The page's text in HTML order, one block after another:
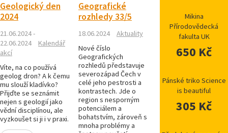
Geologický den
2024
21.06.2024 -
22.06.2024
Kalendář
akcí
Víte, na co používá
geolog dron? A k čemu
mu slouží kladívko?
Přijďte se seznámit
nejen s geologií jako
vědní disciplínou, ale
vyzkoušet si ji i v praxi.
Geografické
rozhledy 33/5
18.06.2024
Aktuality
Nové číslo
Geografických
rozhledů představuje
severozápad Čech v
celé jeho pestrosti a
kontrastech. Jde o
region s nesporným
potenciálem a
bohatstvím, zároveň s
mnoha problémy a
Mikina
Přírodovědecká
fakulta UK
650 Kč
Pánské triko Science
is beautiful
305 Kč